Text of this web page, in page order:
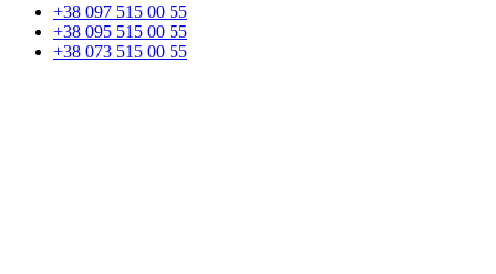
+38 097 515 00 55
+38 095 515 00 55
+38 073 515 00 55